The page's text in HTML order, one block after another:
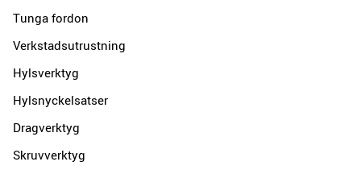
Tunga fordon
Verkstadsutrustning
Hylsverktyg
Hylsnyckelsatser
Dragverktyg
Skruvverktyg